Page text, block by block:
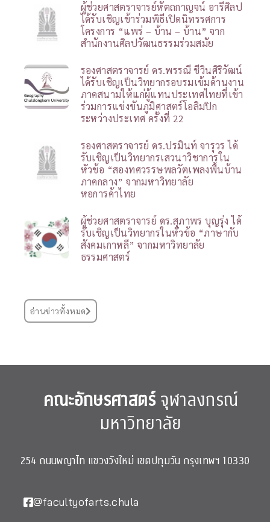
ผู้ช่วยศาสตราจารย์หัตถกาญจน์ อารีศิลป
ได้รับเชิญเข้าร่วมพิธีเปิดนิทรรศการ
โครงการ “แพร่ – บ้าน – บ้าน” จาก
สำนักงานศิลปวัฒนธรรมร่วมสมัย
รองศาสตราจารย์ ดร.พรรณี ชีวินศิริวัฒน์
ได้รับเชิญเป็นวิทยากรอบรมเข้มด้านงาน
ภาคสนามให้แก่ผู้แทนประเทศไทยที่เข้า
ร่วมการแข่งขันภูมิศาสตร์โอลิมปิก
ระหว่างประเทศ ครั้งที่ 22
รองศาสตราจารย์ ดร.ปรมินท์ จารุวร ได้
รับเชิญเป็นวิทยากรเสวนาวิชาการใน
หัวข้อ “สองทศวรรษพลวัตเพลงพื้นบ้าน
ภาคกลาง” จากมหาวิทยาลัย
หอการค้าไทย
ผู้ช่วยศาสตราจารย์ ดร.สุภาพร บุญรุ่ง ได้
รับเชิญเป็นวิทยากรในหัวข้อ “ภาษากับ
สังคมเกาหลี” จากมหาวิทยาลัย
ธรรมศาสตร์
อ่านข่าวทั้งหมด
คณะอักษรศาสตร์จุฬาลงกรณ์
มหาวิทยาลัย
254 ถนนพญาไท แขวงวังใหม่ เขตปทุมวัน กรุงเทพฯ 10330
@facultyofarts.chula